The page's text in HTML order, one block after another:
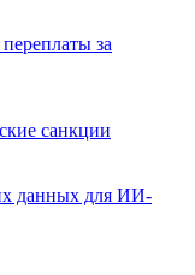
за
санкции
данных для ИИ-